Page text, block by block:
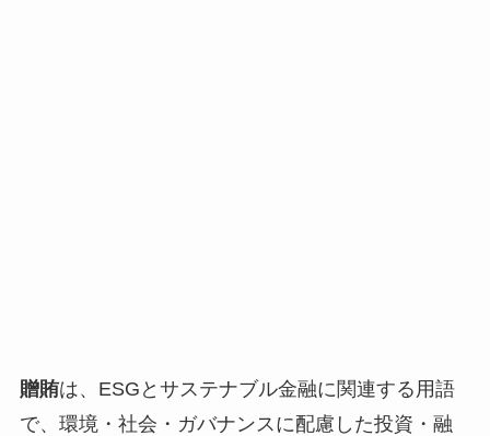
贈賄は、ESGとサステナブル金融に関連する用語
で、環境・社会・ガバナンスに配慮した投資・融